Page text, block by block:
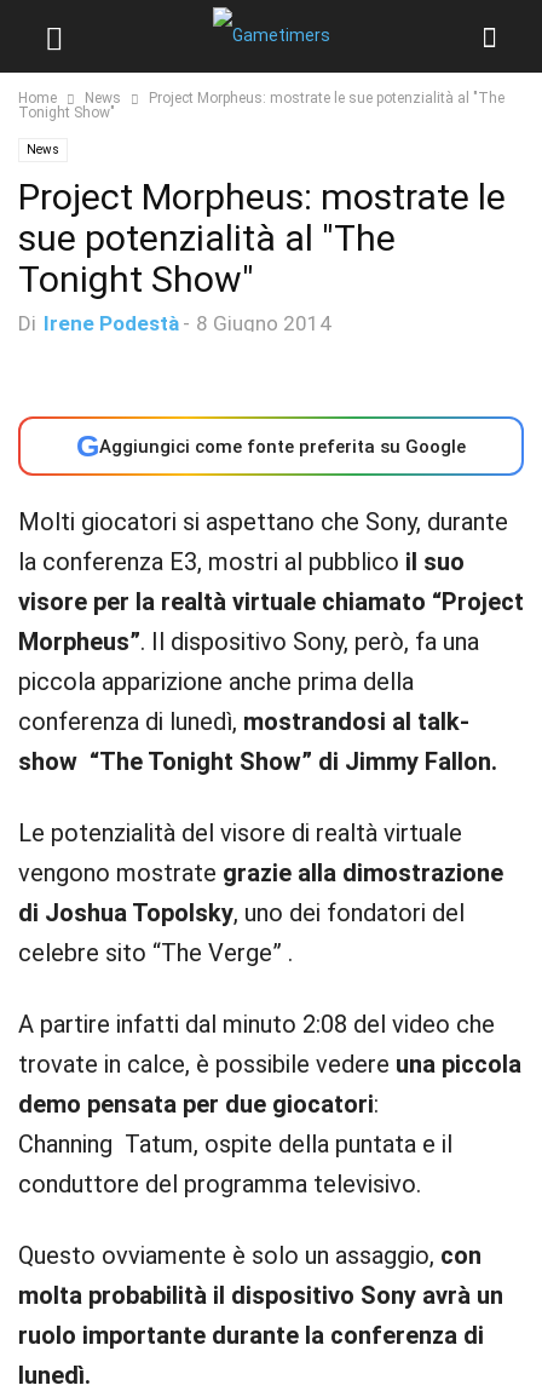
Home News
Project Morpheus: mostrate le sue potenzialità al "The
Tonight Show"
News
Project Morpheus: mostrate le
sue potenzialità al "The
Tonight Show"
Di Irene Podestà - 8 Giugno 2014
GAggiungici come fonte preferita su Google
Molti giocatori si aspettano che Sony, durante
la conferenza E3, mostri al pubblico il suo
visore per la realtà virtuale chiamato “Project
Morpheus”. Il dispositivo Sony, però, fa una
piccola apparizione anche prima della
conferenza di lunedì, mostrandosi al talk-
show “The Tonight Show” di Jimmy Fallon.
Le potenzialità del visore di realtà virtuale
vengono mostrate grazie alla dimostrazione
di Joshua Topolsky, uno dei fondatori del
celebre sito “The Verge” .
A partire infatti dal minuto 2:08 del video che
trovate in calce, è possibile vedere una piccola
demo pensata per due giocatori:
Channing Tatum, ospite della puntata e il
conduttore del programma televisivo.
Questo ovviamente è solo un assaggio, con
molta probabilità il dispositivo Sony avrà un
ruolo importante durante la conferenza di
lunedì.